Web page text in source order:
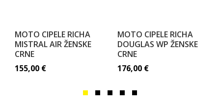
MOTO CIPELE RICHA
MISTRAL AIR ŽENSKE
CRNE
155,00 €
MOTO CIPELE RICHA
DOUGLAS WP ŽENSKE
CRNE
176,00 €